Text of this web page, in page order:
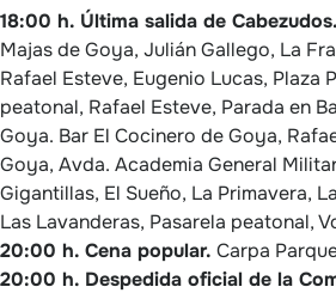
18:00 h. Última salida de Cabezudos.
Majas de Goya, Julián Gallego, La
Rafael Esteve, Eugenio Lucas, Plaza
peatonal, Rafael Esteve, Parada en
Goya. Bar El Cocinero de Goya,
Goya, Avda. Academia General
Gigantillas, El Sueño, La Primavera,
Las Lavanderas, Pasarela peatonal,
20:00 h. Cena popular. Carpa
20:00 h. Despedida oficial de la